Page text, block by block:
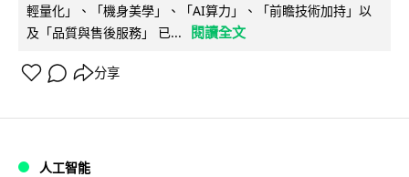
輕量化」、「機身美學」、「AI算力」、「前瞻技術加持」以
及「品質與售後服務」 已...
閱讀全文
分享
人工智能